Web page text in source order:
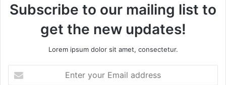
Subscribe to our mailing list to
get the new updates!
Lorem ipsum dolor sit amet, consectetur.
your